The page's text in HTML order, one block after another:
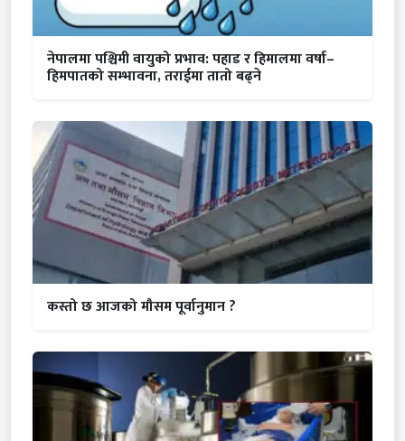
नेपालमा पश्चिमी वायुको प्रभाव: पहाड र हिमालमा वर्षा–
हिमपातको सम्भावना, तराईमा तातो बढ्ने
कस्तो छ आजको मौसम पूर्वानुमान ?